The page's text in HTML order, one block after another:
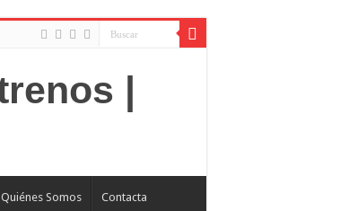
Quiénes Somos Contacta